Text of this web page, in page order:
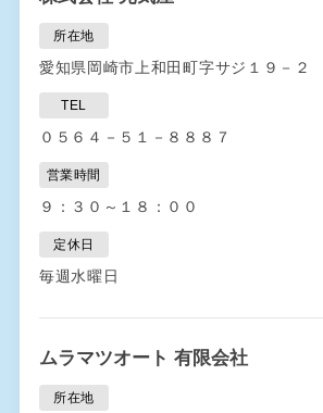
所在地
愛知県岡崎市上和田町字サジ１９－２
TEL
０５６４－５１－８８８７
営業時間
９：３０～１８：００
定休日
毎週水曜日
ムラマツオート 有限会社
所在地